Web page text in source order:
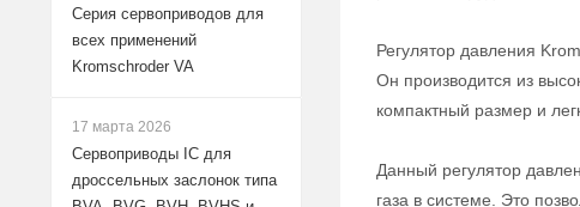
Регулятор давления
Он производится из
компактный размер и
Данный регулятор
газа в системе. Это
Серия сервоприводов для
всех применений
Kromschroder VA
17 марта 2026
Сервоприводы IC для
дроссельных заслонок типа